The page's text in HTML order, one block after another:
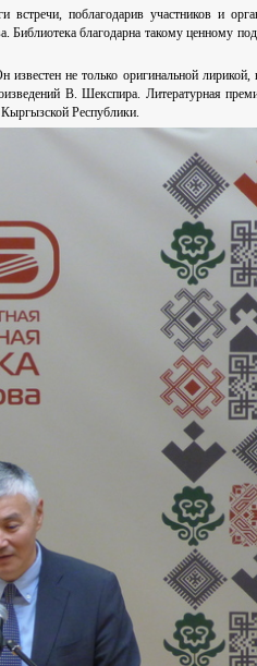
поблагодарив участников и
благодарна такому ценному
не только оригинальной
В. Шекспира. Литературная
Республики.